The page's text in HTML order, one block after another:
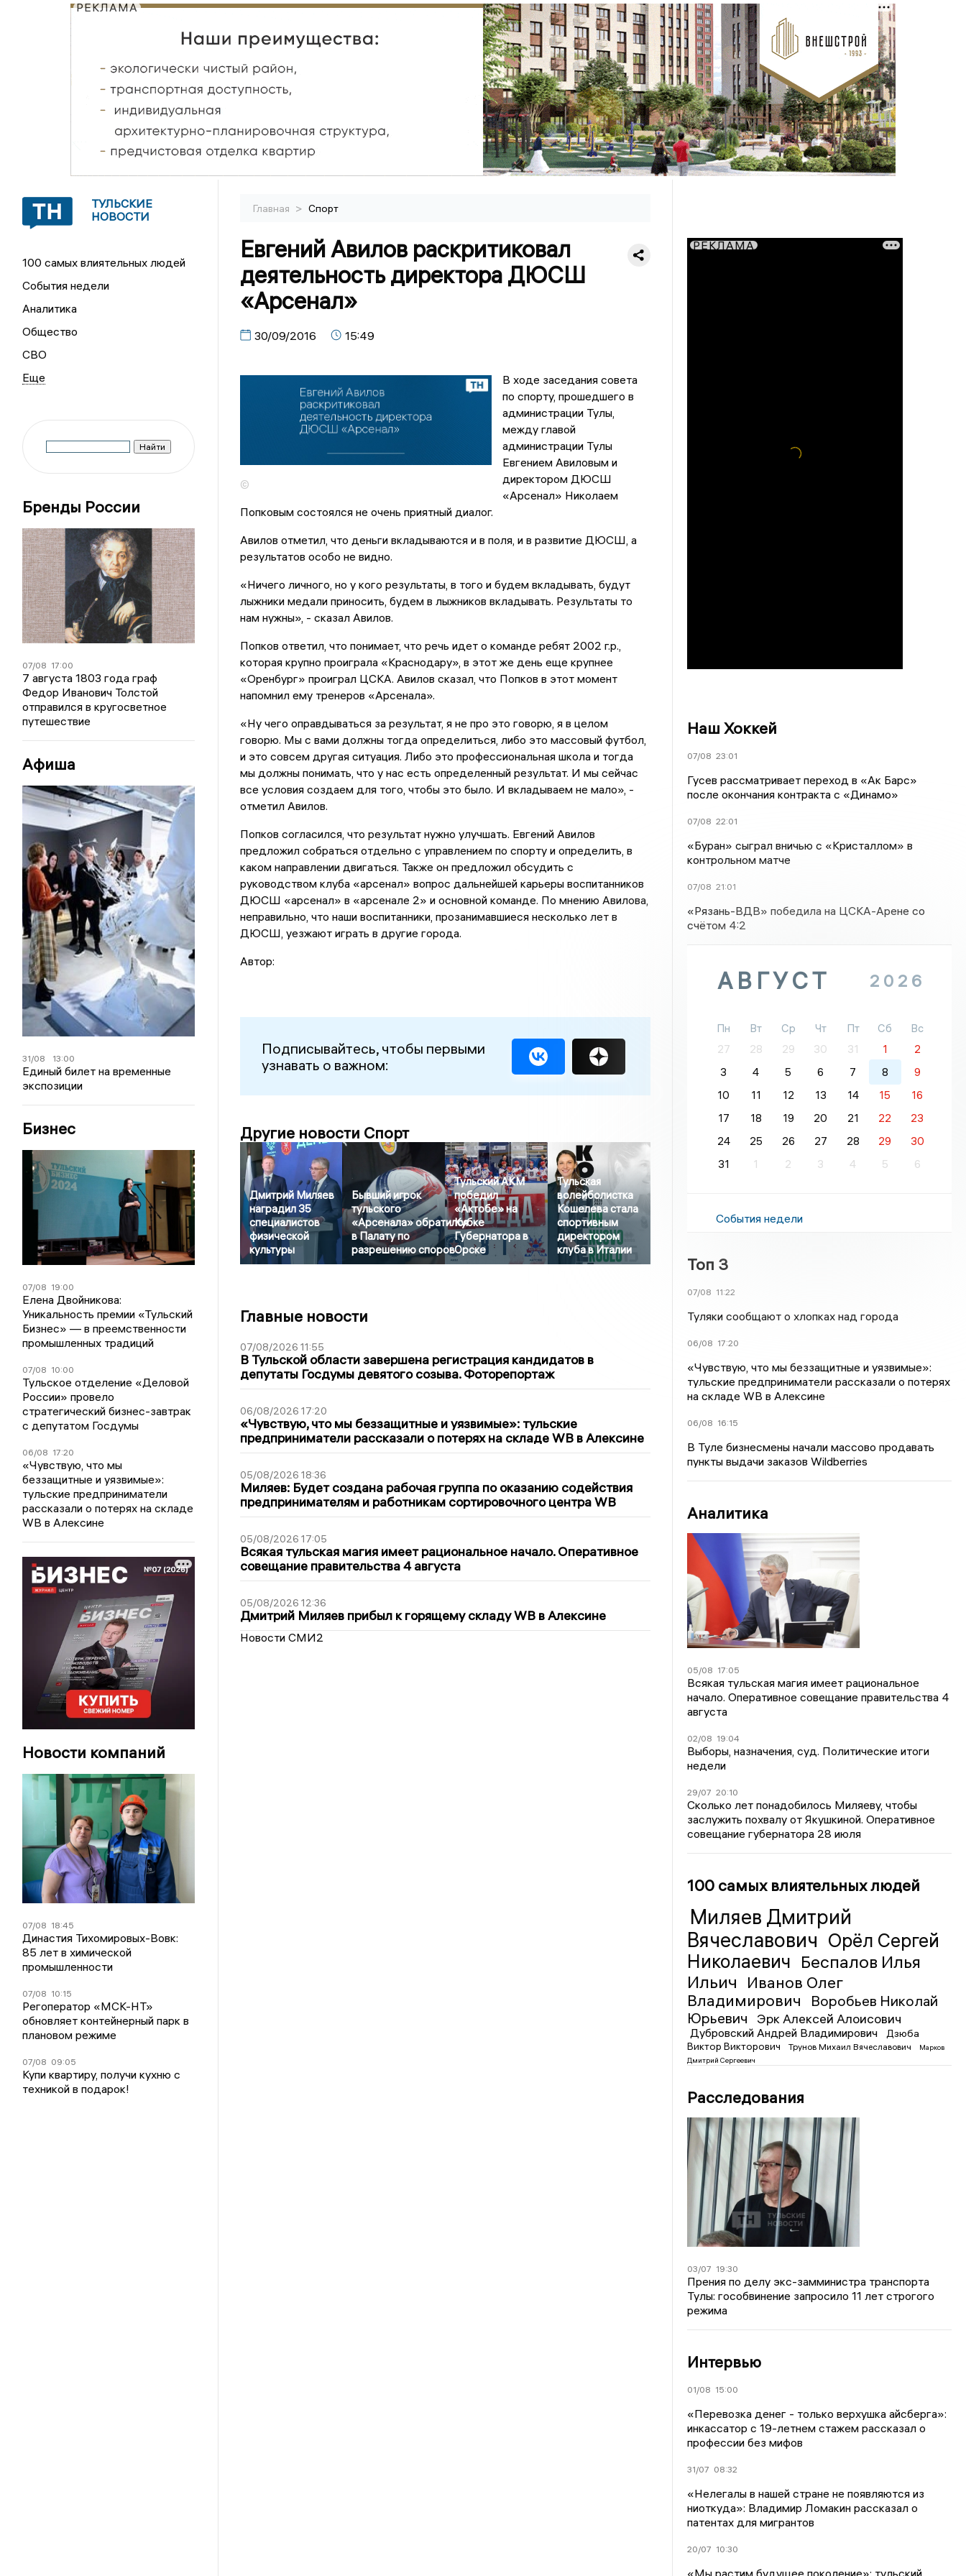
РЕКЛАМА
ТУЛЬСКИЕ
НОВОСТИ
100 самых влиятельных людей
События недели
Аналитика
Общество
СВО
Бренды России
07/08 17:00
7 августа 1803 года граф
Федор Иванович Толстой
отправился в кругосветное
путешествие
Афиша
31/08 13:00
Единый билет на временные
экспозиции
Бизнес
07/08 19:00
Елена Двойникова:
Уникальность премии «Тульский
Бизнес» — в преемственности
промышленных традиций
07/08 10:00
Тульское отделение «Деловой
России» провело
стратегический бизнес-завтрак
с депутатом Госдумы
06/08 17:20
«Чувствую, что мы
беззащитные и уязвимые»:
тульские предприниматели
рассказали о потерях на складе
WB в Алексине
Новости компаний
07/08 18:45
Династия Тихомировых-Вовк:
85 лет в химической
промышленности
07/08 10:15
Регоператор «МСК-НТ»
обновляет контейнерный парк в
плановом режиме
07/08 09:05
Купи квартиру, получи кухню с
техникой в подарок!
Главная > Спорт
Евгений Авилов раскритиковал
деятельность директора ДЮСШ
«Арсенал»
30/09/2016 15:49
©
В ходе заседания совета
по спорту, прошедшего в
администрации Тулы,
между главой
администрации Тулы
Евгением Авиловым и
директором ДЮСШ
«Арсенал» Николаем
Попковым состоялся не очень приятный диалог.
Авилов отметил, что деньги вкладываются и в поля, и в развитие ДЮСШ, а
результатов особо не видно.
«Ничего личного, но у кого результаты, в того и будем вкладывать, будут
лыжники медали приносить, будем в лыжников вкладывать. Результаты то
нам нужны», - сказал Авилов.
Попков ответил, что понимает, что речь идет о команде ребят 2002 г.р.,
которая крупно проиграла «Краснодару», в этот же день еще крупнее
«Оренбург» проиграл ЦСКА. Авилов сказал, что Попков в этот момент
напомнил ему тренеров «Арсенала».
«Ну чего оправдываться за результат, я не про это говорю, я в целом
говорю. Мы с вами должны тогда определиться, либо это массовый футбол,
и это совсем другая ситуация. Либо это профессиональная школа и тогда
мы должны понимать, что у нас есть определенный результат. И мы сейчас
все условия создаем для того, чтобы это было. И вкладываем не мало», -
отметил Авилов.
Попков согласился, что результат нужно улучшать. Евгений Авилов
предложил собраться отдельно с управлением по спорту и определить, в
каком направлении двигаться. Также он предложил обсудить с
руководством клуба «арсенал» вопрос дальнейшей карьеры воспитанников
ДЮСШ «арсенал» в «арсенале 2» и основной команде. По мнению Авилова,
неправильно, что наши воспитанники, прозанимавшиеся несколько лет в
ДЮСШ, уезжают играть в другие города.
Автор:
Подписывайтесь, чтобы первыми
узнавать о важном:
Другие новости Спорт
Дмитрий Миляев
наградил 35
специалистов
физической
культуры
Бывший игрок
тульского
«Арсенала» обратился
в Палату по
разрешению споров
Тульский АКМ
победил
«Актобе» на
Кубке
Губернатора в
Орске
Тульская
волейболистка
Кошелева стала
спортивным
директором
клуба в Италии
Главные новости
07/08/2026 11:55
В Тульской области завершена регистрация кандидатов в
депутаты Госдумы девятого созыва. Фоторепортаж
06/08/2026 17:20
«Чувствую, что мы беззащитные и уязвимые»: тульские
предприниматели рассказали о потерях на складе WB в Алексине
05/08/2026 18:36
Миляев: Будет создана рабочая группа по оказанию содействия
предпринимателям и работникам сортировочного центра WB
05/08/2026 17:05
Всякая тульская магия имеет рациональное начало. Оперативное
совещание правительства 4 августа
05/08/2026 12:36
Дмитрий Миляев прибыл к горящему складу WB в Алексине
Новости СМИ2
РЕКЛАМА
Наш Хоккей
07/08 23:01
Гусев рассматривает переход в «Ак Барс»
после окончания контракта с «Динамо»
07/08 22:01
«Буран» сыграл вничью с «Кристаллом» в
контрольном матче
07/08 21:01
«Рязань-ВДВ» победила на ЦСКА-Арене со
счётом 4:2
АВГУСТ 2026
Пн Вт Ср Чт Пт Сб
Вс
27
28 29 30 31 1
2
3
4 5 6 7 8
9
10
11 12 13 14 15
16
17
18 19 20 21 22
23
24
25 26 27 28 29
30
31
1 2 3 4 5 6
События недели
Топ 3
07/08 11:22
Туляки сообщают о хлопках над города
06/08 17:20
«Чувствую, что мы беззащитные и уязвимые»:
тульские предприниматели рассказали о потерях
на складе WB в Алексине
06/08 16:15
В Туле бизнесмены начали массово продавать
пункты выдачи заказов Wildberries
Аналитика
05/08 17:05
Всякая тульская магия имеет рациональное
начало. Оперативное совещание правительства 4
августа
02/08 19:04
Выборы, назначения, суд. Политические итоги
недели
29/07 20:10
Сколько лет понадобилось Миляеву, чтобы
заслужить похвалу от Якушкиной. Оперативное
совещание губернатора 28 июля
100 самых влиятельных людей
Миляев Дмитрий
Вячеславович Орёл Сергей
Николаевич Беспалов Илья
Ильич
Иванов Олег
Владимирович
Воробьев Николай
Юрьевич
Эрк Алексей Алоисович
Дубровский Андрей Владимирович
Дзюба
Виктор Викторович
Трунов Михаил Вячеславович
Марков
Дмитрий Сергеевич
Расследования
03/07 19:30
Прения по делу экс-замминистра транспорта
Тулы: гособвинение запросило 11 лет строгого
режима
Интервью
01/08 15:00
«Перевозка денег - только верхушка айсберга»:
инкассатор с 19-летнем стажем рассказал о
профессии без мифов
31/07 08:32
«Нелегалы в нашей стране не появляются из
ниоткуда»: Владимир Ломакин рассказал о
патентах для мигрантов
20/07 10:30
«Мы растим будущее поколение»: тульский